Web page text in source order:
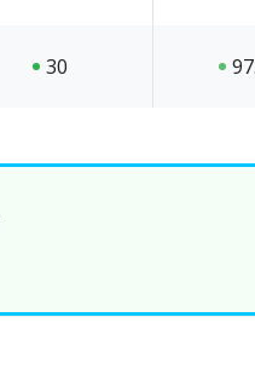
30